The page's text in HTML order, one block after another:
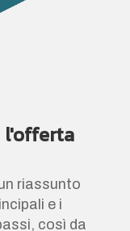
l'offerta
riassunto
e i
così da